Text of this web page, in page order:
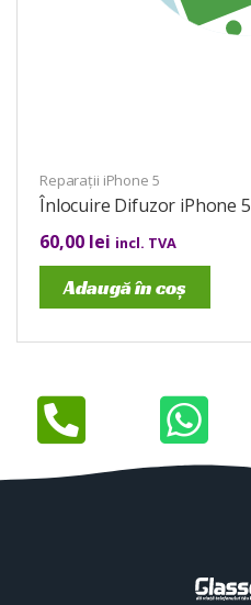
Reparații iPhone 5
Înlocuire Difuzor iPhone 5
60,00 lei incl. TVA
Adaugă în coș